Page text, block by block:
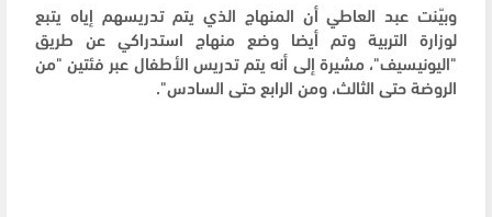
وبيّنت عبد العاطي أن المنهاج الذي يتم تدريسهم إياه يتبع
لوزارة التربية وتم أيضا وضع منهاج استدراكي عن طريق
"اليونيسيف"، مشيرة إلى أنه يتم تدريس الأطفال عبر فئتين "من
الروضة حتى الثالث، ومن الرابع حتى السادس".